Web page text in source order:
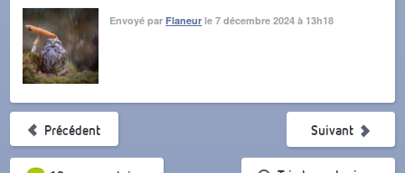
Envoyé parFlaneur le 7 décembre 2024 à 13h18
Précédent Suivant